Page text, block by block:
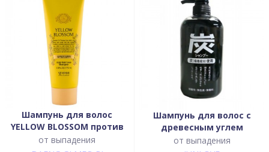
Шампунь для волос
YELLOW BLOSSOM против
выпадения
от выпадения
Шампунь для волос с
древесным углем
от выпадения